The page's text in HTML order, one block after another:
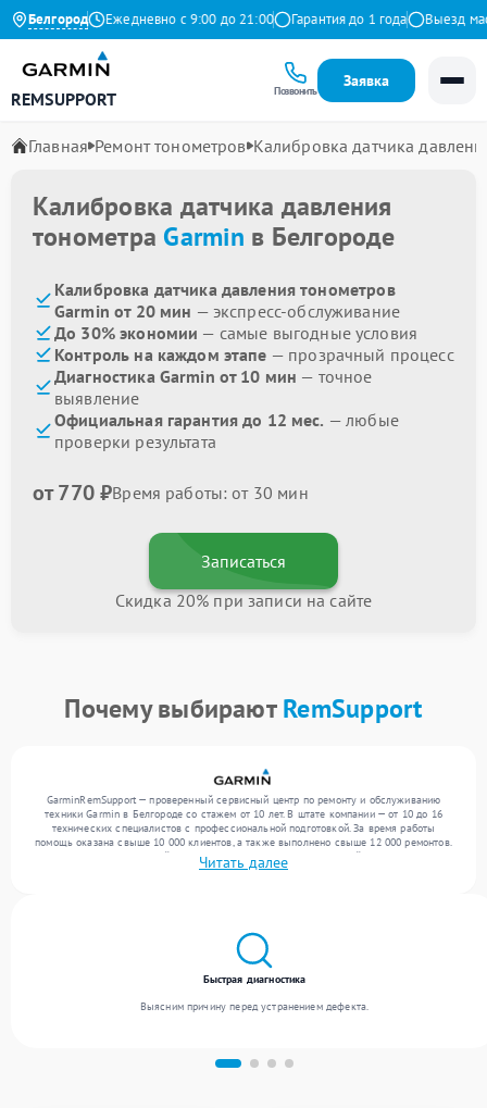
Белгород
на Яндекс Ежедневно с 9:00 до 21:00 Гарантия до 1 года Выезд
REMSUPPORT Позвонить
Заявка
Главная Ремонт тонометров Калибровка датчика
Калибровка датчика давления
тонометра Garmin в Белгороде
Калибровка датчика давления тонометров
Garmin от 20 мин — экспресс-обслуживание
До 30% экономии — самые выгодные условия
Контроль на каждом этапе — прозрачный процесс
Диагностика Garmin от 10 мин — точное
выявление
Официальная гарантия до 12 мес. — любые
проверки результата
от 770 ₽Время работы: от 30 мин
Записаться
Скидка 20% при записи на сайте
Почему выбираютRemSupport
GarminRemSupport — проверенный сервисный центр по ремонту и обслуживанию
техники Garmin в Белгороде со стажем от 10 лет. В штате компании — от 10 до 16
технических специалистов с профессиональной подготовкой. За время работы
помощь оказана свыше 10 000 клиентов, а также выполнено свыше 12 000 ремонтов.
Ежемесячно в сервисный центр поступает более 300 обращений, включая , , . Мы
беремся за задачи любой сложности и обеспечиваем надежный результат благодаря
Читать далее
Быстрая диагностика
Выясним причину перед устранением дефекта.